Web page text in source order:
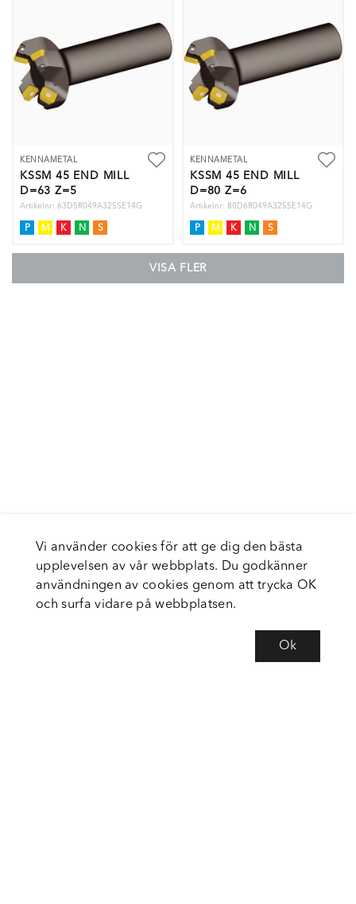
KENNAMETAL
KSSM 45 END MILL
D=63 Z=5
Artikelnr: 63D5R049A32SSE14G
P M K N S
KENNAMETAL
KSSM 45 END MILL
D=80 Z=6
Artikelnr: 80D6R049A32SSE14G
P M K N S
VISA FLER
Vi använder cookies för att ge dig den bästa
upplevelsen av vår webbplats. Du godkänner
användningen av cookies genom att trycka OK
och surfa vidare på webbplatsen.
Ok